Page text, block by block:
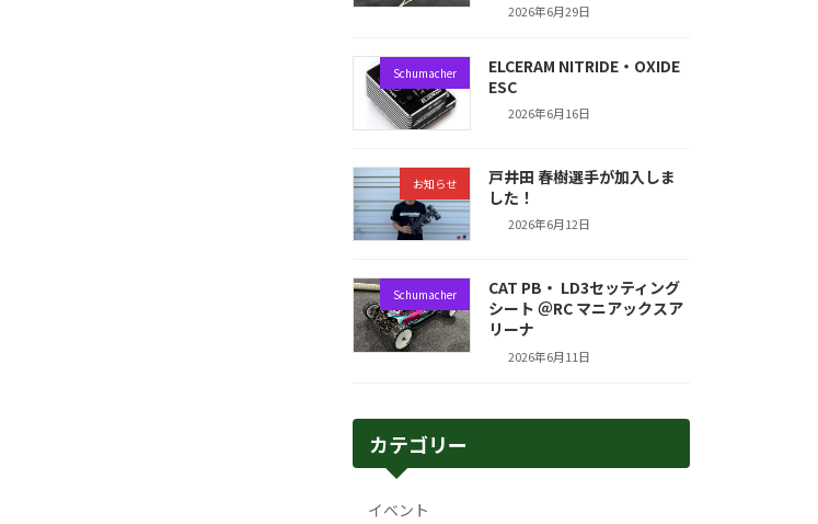
2026年6月29日
Schumacher
ELCERAM NITRIDE・OXIDE
ESC
2026年6月16日
お知らせ
戸井田 春樹選手が加入しま
した！
2026年6月12日
Schumacher
CAT PB・ LD3セッティング
シート ＠RC マニアックスア
リーナ
2026年6月11日
カテゴリー
イベント